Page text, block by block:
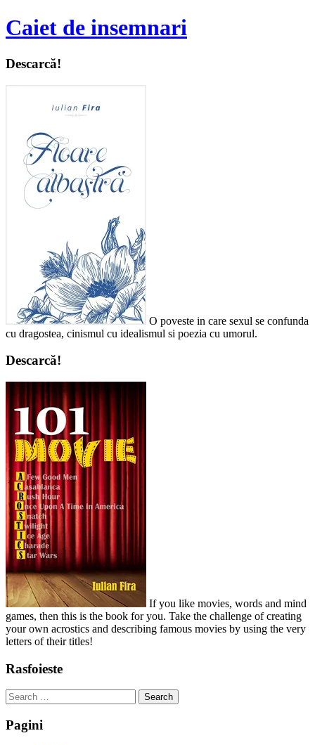
Caiet de insemnari
Descarcă!
O poveste in care sexul se confunda
cu dragostea, cinismul cu idealismul si poezia cu umorul.
Descarcă!
If you like movies, words and mind
games, then this is the book for you. Take the challenge of creating
your own acrostics and describing famous movies by using the very
letters of their titles!
Rasfoieste
Search
for:
Pagini